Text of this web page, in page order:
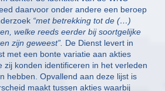
daarvoor onder andere een beroep
“met betrekking tot de (…)
welke reeds eerder bij soortgelijke
zijn geweest”. De Dienst levert in
met een bonte variatie aan akties
zij konden identificeren in het verleden
hebben. Opvallend aan deze lijst is
maakt tussen akties waarbij